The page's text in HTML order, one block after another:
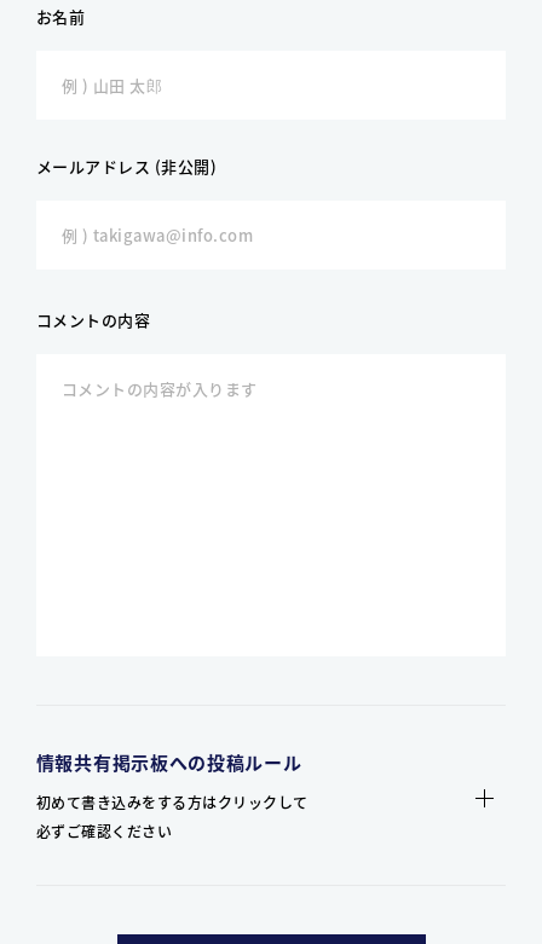
お名前
メールアドレス (非公開)
コメントの内容
情報共有掲示板への投稿ルール
初めて書き込みをする方はクリックして
必ずご確認ください